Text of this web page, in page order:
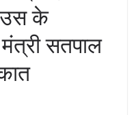
के
मंत्री सतपाल